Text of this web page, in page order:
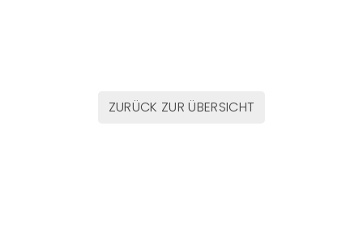
ZURÜCK ZUR ÜBERSICHT